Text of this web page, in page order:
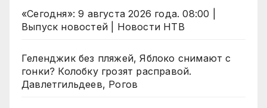
«Сегодня»: 9 августа 2026 года. 08:00 |
Выпуск новостей | Новости НТВ
Геленджик без пляжей, Яблоко снимают с
гонки? Колобку грозят расправой.
Давлетгильдеев, Рогов